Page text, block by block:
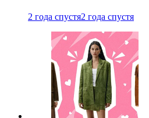
2 года спустя2 года спустя